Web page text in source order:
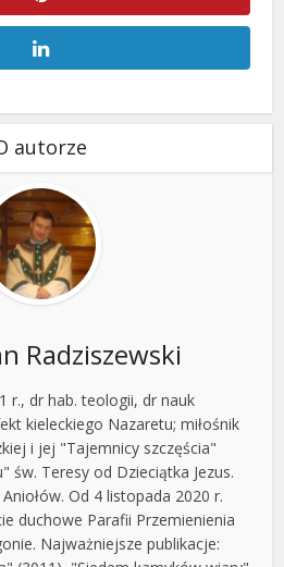
autorze
Radziszewski
r., dr hab. teologii, dr nauk
kieleckiego Nazaretu; miłośnik
i jej "Tajemnicy szczęścia"
św. Teresy od Dzieciątka Jezus.
Od 4 listopada 2020 r.
duchowe Parafii Przemienienia
Najważniejsze publikacje: